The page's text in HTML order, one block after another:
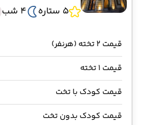
5 ستاره
4 شب
قیمت 2 تخته (هرنفر)
قیمت 1 تخته
قیمت کودک با تخت
قیمت کودک بدون تخت